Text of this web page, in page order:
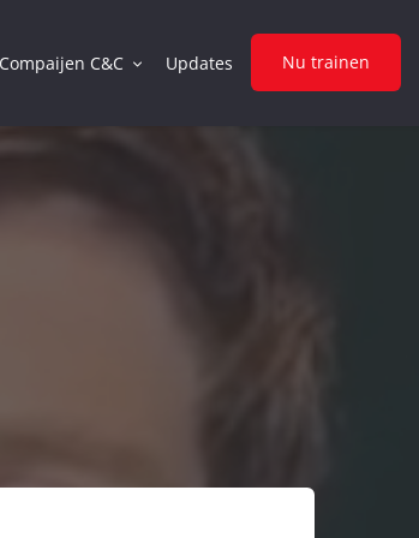
C&C Updates Nu trainen